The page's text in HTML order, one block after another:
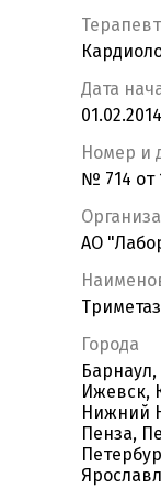
Дата
Номер и
№ 714 от
АО
Города
Ижевск,
Нижний
Пенза,